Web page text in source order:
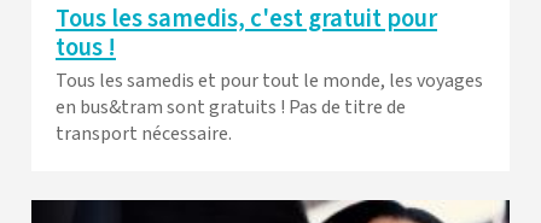
Tous les samedis, c'est gratuit pour
tous !
Tous les samedis et pour tout le monde, les voyages
en bus&tram sont gratuits ! Pas de titre de
transport nécessaire.